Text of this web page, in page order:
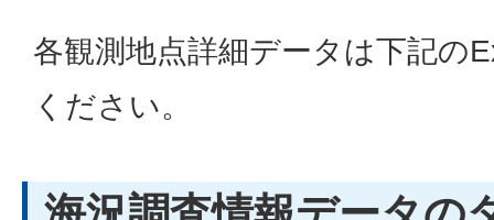
各観測地点詳細データは下記の
ください。